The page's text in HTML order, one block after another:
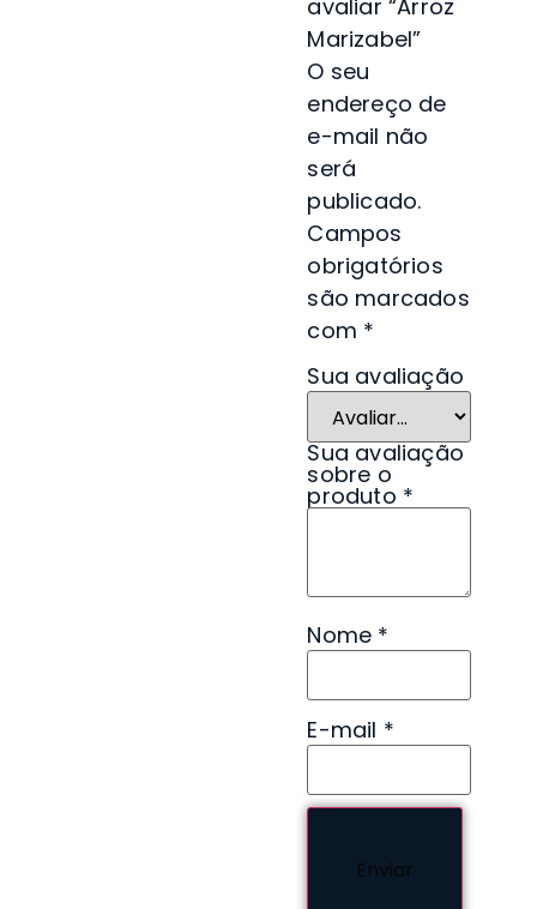
avaliar “Arroz
Marizabel”
O seu
endereço de
e-mail não
será
publicado.
Campos
obrigatórios
são marcados
com *
Sua avaliação
Sua avaliação
sobre o
produto *
Nome *
E-mail *